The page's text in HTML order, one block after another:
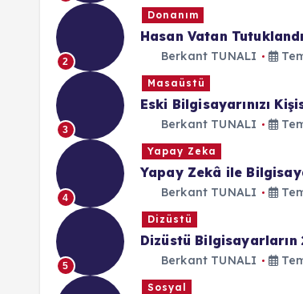
2
Donanım
Hasan Vatan
Berkant TUNALI
3
Masaüstü
Eski Bilgisayarınızı
Berkant TUNALI
4
Yapay Zeka
Yapay Zekâ ile
Berkant TUNALI
5
Dizüstü
Dizüstü Bilgisayarların
Berkant TUNALI
Sosyal